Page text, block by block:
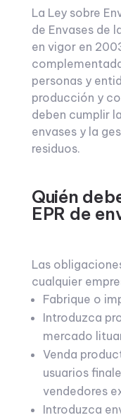
La Ley sobre
de Envases de
en vigor en
personas y
producción y
deben cumplir
envases y la
residuos.
Quién
EPR de
Las
cualquier
Fabrique o
Introduzca
mercado
Venda
usuarios
vendedores
Introduzca